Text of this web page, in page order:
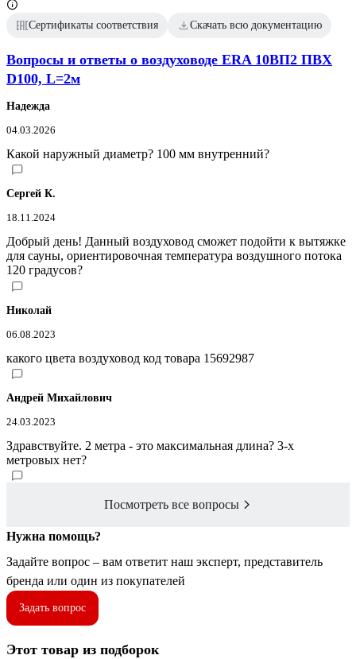
Сертификаты соответствия Скачать всю документацию
Вопросы и ответы о воздуховоде ERA 10ВП2 ПВХ
D100, L=2м
Надежда
04.03.2026
Какой наружный диаметр? 100 мм внутренний?
Сергей К.
18.11.2024
Добрый день! Данный воздуховод сможет подойти к вытяжке
для сауны, ориентировочная температура воздушного потока
120 градусов?
Николай
06.08.2023
какого цвета воздуховод код товара 15692987
Андрей Михайлович
24.03.2023
Здравствуйте. 2 метра - это максимальная длина? 3-х
метровых нет?
Посмотреть все вопросы
Нужна помощь?
Задайте вопрос – вам ответит наш эксперт, представитель
бренда или один из покупателей
Задать вопрос
Этот товар из подборок